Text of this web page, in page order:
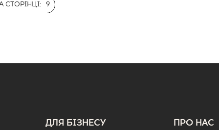
СТОРІНЦІ: 9
ДЛЯ БІЗНЕСУ ПРО НАС